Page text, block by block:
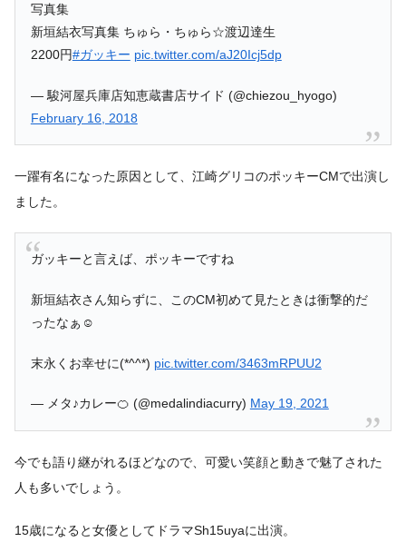
写真集
新垣結衣写真集 ちゅら・ちゅら☆渡辺達生
2200円#ガッキー pic.twitter.com/aJ20Icj5dp
— 駿河屋兵庫店知恵蔵書店サイド (@chiezou_hyogo)
February 16, 2018
一躍有名になった原因として、江崎グリコのポッキーCMで出演し
ました。
ガッキーと言えば、ポッキーですね
新垣結衣さん知らずに、このCM初めて見たときは衝撃的だ
ったなぁ☺️
末永くお幸せに(*^^*) pic.twitter.com/3463mRPUU2
— メタ♪カレー🍊 (@medalindiacurry) May 19, 2021
今でも語り継がれるほどなので、可愛い笑顔と動きで魅了された
人も多いでしょう。
15歳になると女優としてドラマSh15uyaに出演。